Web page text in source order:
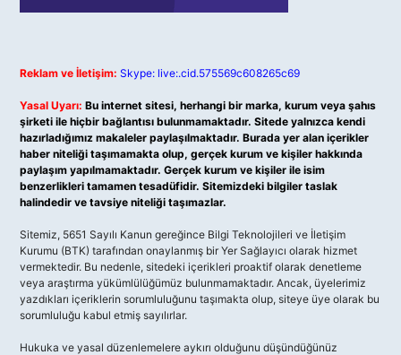
Reklam ve İletişim: Skype: live:.cid.575569c608265c69
Yasal Uyarı: Bu internet sitesi, herhangi bir marka, kurum veya şahıs
şirketi ile hiçbir bağlantısı bulunmamaktadır. Sitede yalnızca kendi
hazırladığımız makaleler paylaşılmaktadır. Burada yer alan içerikler
haber niteliği taşımamakta olup, gerçek kurum ve kişiler hakkında
paylaşım yapılmamaktadır. Gerçek kurum ve kişiler ile isim
benzerlikleri tamamen tesadüfidir. Sitemizdeki bilgiler taslak
halindedir ve tavsiye niteliği taşımazlar.
Sitemiz, 5651 Sayılı Kanun gereğince Bilgi Teknolojileri ve İletişim
Kurumu (BTK) tarafından onaylanmış bir Yer Sağlayıcı olarak hizmet
vermektedir. Bu nedenle, sitedeki içerikleri proaktif olarak denetleme
veya araştırma yükümlülüğümüz bulunmamaktadır. Ancak, üyelerimiz
yazdıkları içeriklerin sorumluluğunu taşımakta olup, siteye üye olarak bu
sorumluluğu kabul etmiş sayılırlar.
Hukuka ve yasal düzenlemelere aykırı olduğunu düşündüğünüz